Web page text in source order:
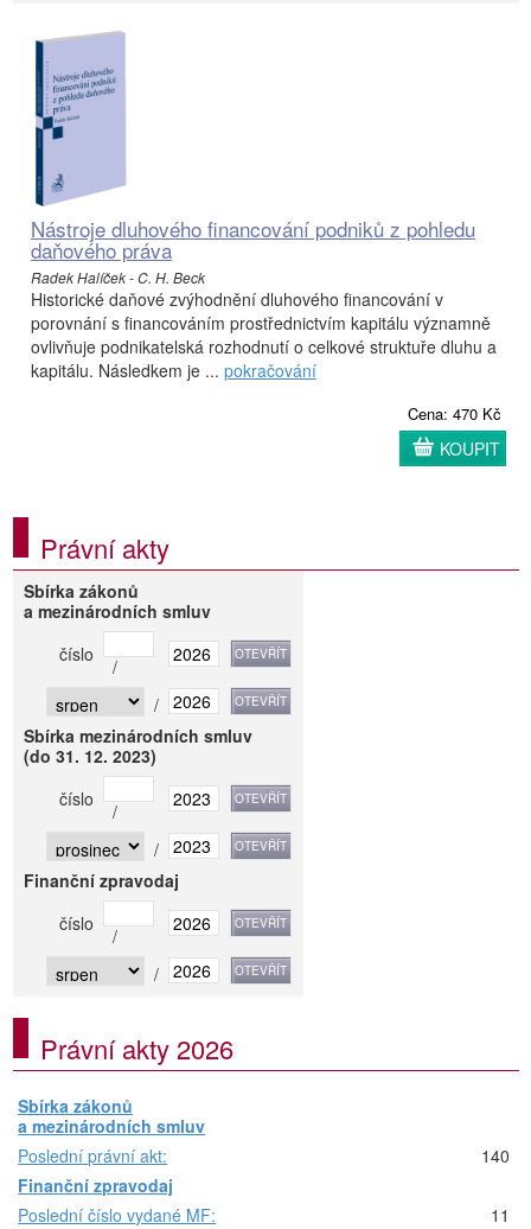
Nástroje dluhového financování podniků z pohledu
daňového práva
Radek Halíček - C. H. Beck
Historické daňové zvýhodnění dluhového financování v
porovnání s financováním prostřednictvím kapitálu významně
ovlivňuje podnikatelská rozhodnutí o celkové struktuře dluhu a
kapitálu. Následkem je ... pokračování
Cena: 470 Kč
KOUPIT
Právní akty
Sbírka zákonů
a mezinárodních smluv
číslo
/
/
Sbírka mezinárodních smluv
(do 31. 12. 2023)
číslo
/
/
Finanční zpravodaj
číslo
/
/
Právní akty 2026
Sbírka zákonů
a mezinárodních smluv
Poslední právní akt:
140
Finanční zpravodaj
Poslední číslo vydané MF:
11